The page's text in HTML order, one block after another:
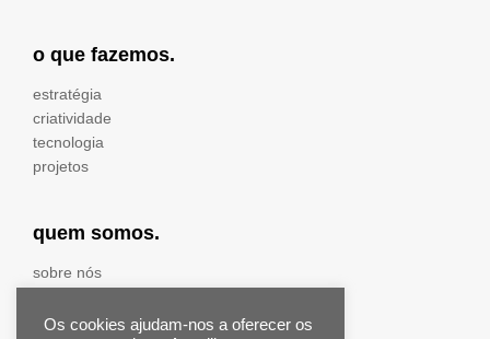
o que fazemos.
estratégia
criatividade
tecnologia
projetos
quem somos.
sobre nós
prémios & distinções
Os cookies ajudam-nos a oferecer os